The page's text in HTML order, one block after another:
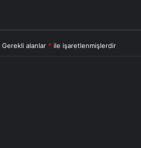
Gerekli alanlar * ile işaretlenmişlerdir